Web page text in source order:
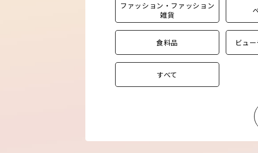
ファッション・ファッション
雑貨
食料品 ビュ
すべて